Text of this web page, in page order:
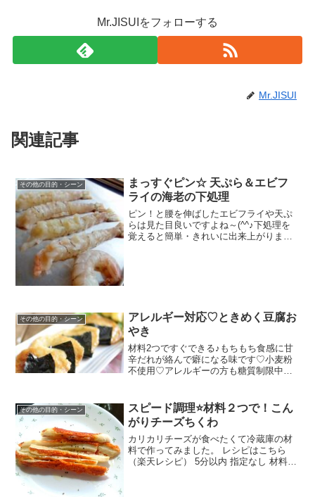
Mr.JISUIをフォローする
Mr.JISUI
関連記事
その他の目的・シーン
まっすぐピン☆ 天ぷら＆エビフ
ライの海老の下処理
ピン！と腰を伸ばしたエビフライや天ぷ
らは見た目良いですよね～(^^♪下処理を
覚えると簡単・きれいに出来上がりま
その他の目的・シーン
アレルギー対応♡ときめく豆腐お
やき
材料2つですぐできる♪もちもち食感に甘
辛だれが絡んで癖になる味です♡小麦粉
不使用♡アレルギーの方も糖質制限中の
塩オリーブオイル（サラダ油）醤油・み
りん・...
その他の目的・シーン
スピード調理⭐材料２つで！こん
がりチーズちくわ
カリカリチーズが食べたくて冷蔵庫の材
料で作ってみました。 レシピはこちら
（楽天レシピ） 5分以内 指定なし 材料溶